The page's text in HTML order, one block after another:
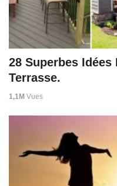
28 Superbes
Terrasse.
1,1M Vues